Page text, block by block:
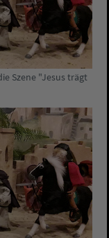
Szene "Jesus trägt